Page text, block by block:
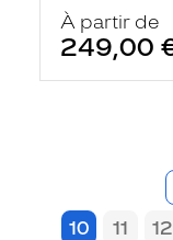
À partir de
249,00
10
11 12